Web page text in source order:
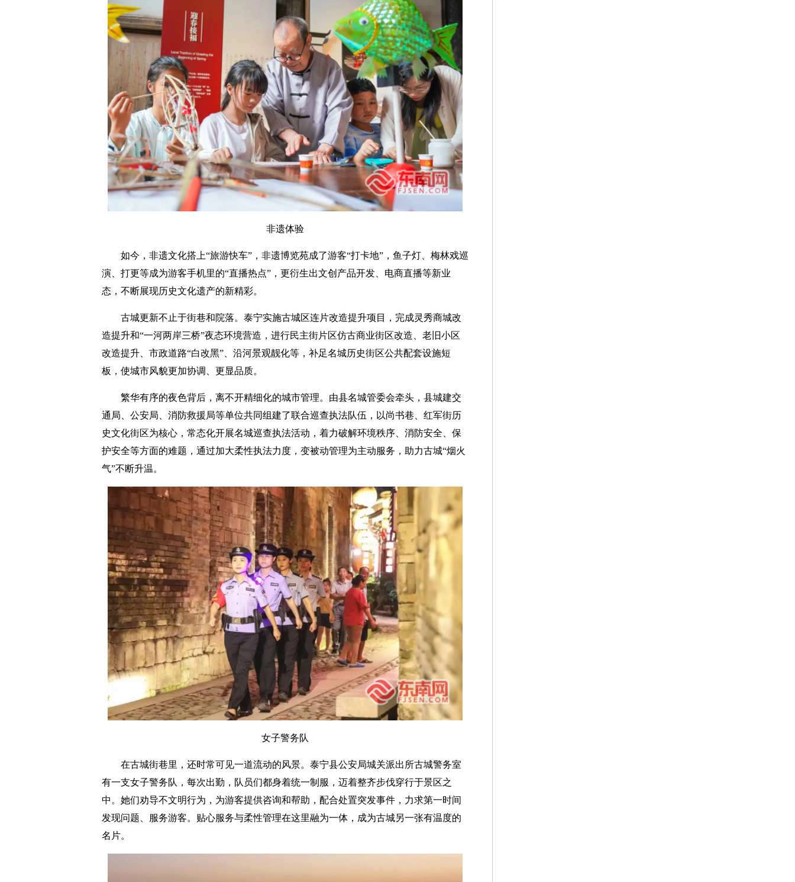
非遗体验
如今，非遗文化搭上“旅游快车”，非遗博览苑成了游客“打卡地”，鱼子灯、梅林戏巡
演、打更等成为游客手机里的“直播热点”，更衍生出文创产品开发、电商直播等新业
态，不断展现历史文化遗产的新精彩。
古城更新不止于街巷和院落。泰宁实施古城区连片改造提升项目，完成灵秀商城改
造提升和“一河两岸三桥”夜态环境营造，进行民主街片区仿古商业街区改造、老旧小区
改造提升、市政道路“白改黑”、沿河景观靓化等，补足名城历史街区公共配套设施短
板，使城市风貌更加协调、更显品质。
繁华有序的夜色背后，离不开精细化的城市管理。由县名城管委会牵头，县城建交
通局、公安局、消防救援局等单位共同组建了联合巡查执法队伍，以尚书巷、红军街历
史文化街区为核心，常态化开展名城巡查执法活动，着力破解环境秩序、消防安全、保
护安全等方面的难题，通过加大柔性执法力度，变被动管理为主动服务，助力古城“烟火
气”不断升温。
女子警务队
在古城街巷里，还时常可见一道流动的风景。泰宁县公安局城关派出所古城警务室
有一支女子警务队，每次出勤，队员们都身着统一制服，迈着整齐步伐穿行于景区之
中。她们劝导不文明行为，为游客提供咨询和帮助，配合处置突发事件，力求第一时间
发现问题、服务游客。贴心服务与柔性管理在这里融为一体，成为古城另一张有温度的
名片。